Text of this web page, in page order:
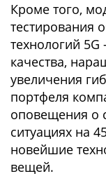
Кроме того,
тестирования
технологий
качества,
увеличения
портфеля
оповещения о
ситуациях на
новейшие
вещей.